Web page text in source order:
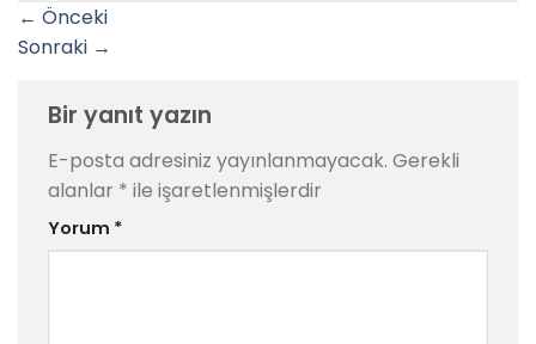
← Önceki
Sonraki →
Bir yanıt yazın
E-posta adresiniz yayınlanmayacak. Gerekli
alanlar * ile işaretlenmişlerdir
Yorum *